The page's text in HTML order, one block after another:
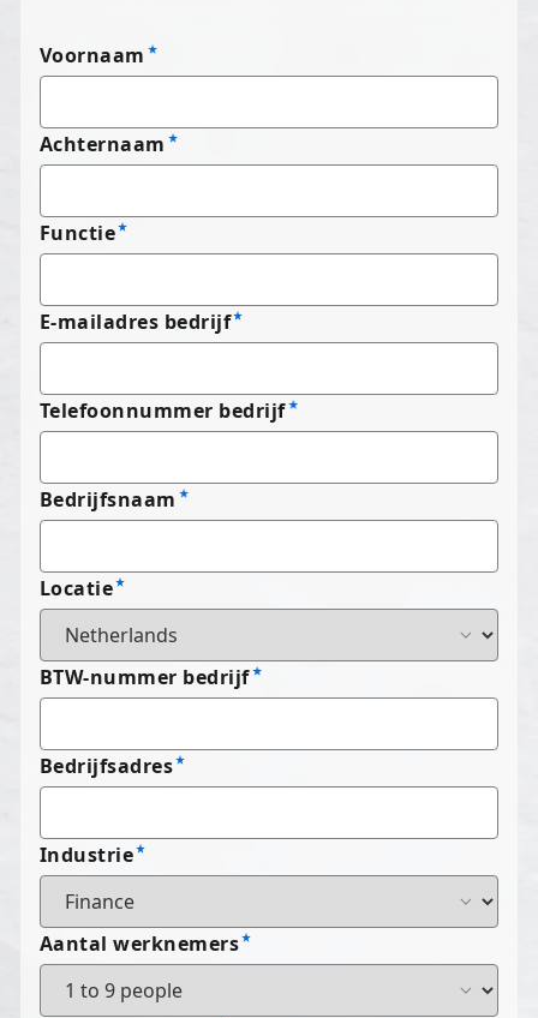
Voornaam
Achternaam
Functie
E-mailadres bedrijf
Telefoonnummer bedrijf
Bedrijfsnaam
Locatie
BTW-nummer bedrijf
Bedrijfsadres
Industrie
Aantal werknemers